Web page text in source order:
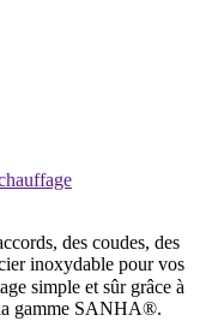
des coudes, des
inoxydable pour vos
simple et sûr grâce à
gamme SANHA®.